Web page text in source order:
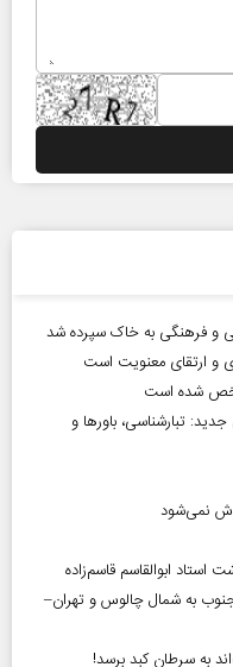
و فرهنگی به خاک سپرده شد
و ارتقای معنویت است
شده است
تبارشناسی، باور‌ها و
نمی‌شود
ابوالقاسم قاسم‌زاده
به شمال چالوس و تهران–
به سرطان کبد برسد!